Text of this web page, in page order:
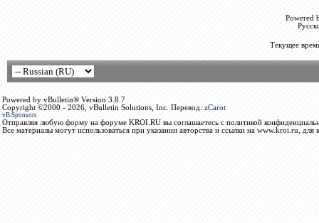
Powered
Текущее
Powered by vBulletin® Version 3.8.7
Copyright ©2000 - 2026, vBulletin Solutions, Inc. Перевод: zCarot
vB.Sponsors
Отправляя любую форму на форуме KROI.RU вы соглашаетесь с политикой
Все материалы могут использоваться при указании авторства и ссылки на www.kroi.ru, для